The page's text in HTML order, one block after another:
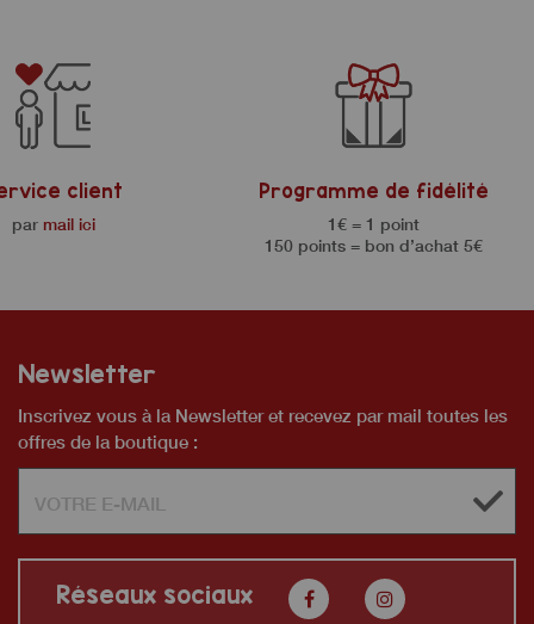
client
par mail ici
Programme de fidélité
1€ = 1 point
150 points = bon d’achat 5€
Newsletter
Inscrivez vous à la Newsletter et recevez par mail toutes les
offres de la boutique :
Réseaux sociaux